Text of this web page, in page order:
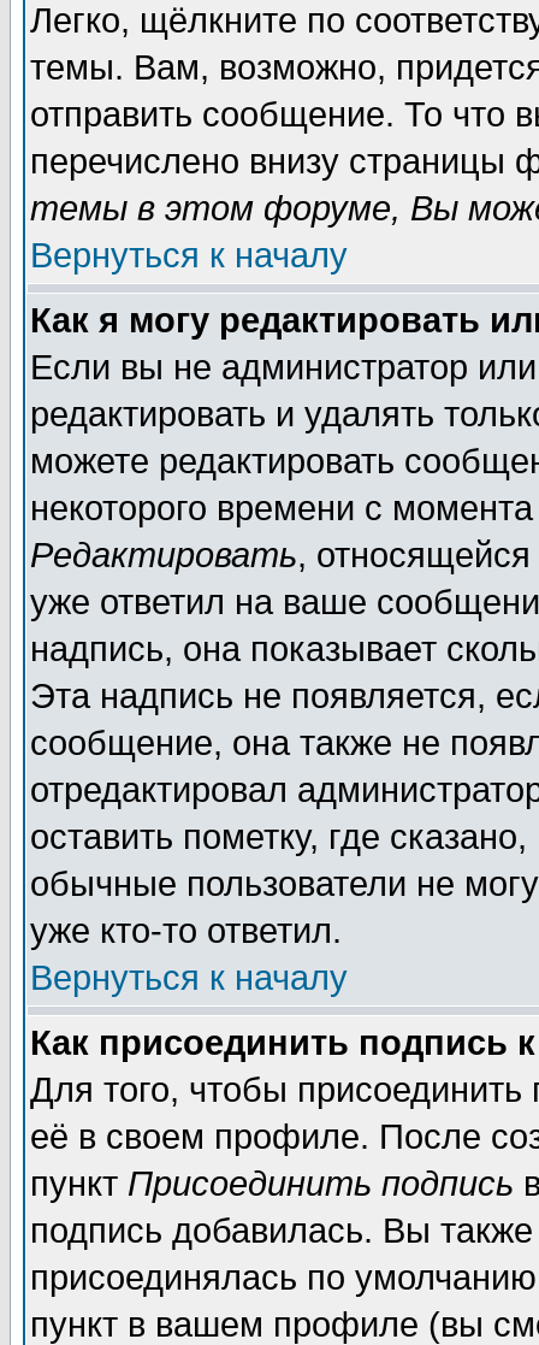
Легко, щёлкните по
темы. Вам, возможно,
отправить сообщение. То что
перечислено внизу страницы
темы в этом форуме, Вы
Вернуться к началу
Как я могу редактировать
Если вы не администратор
редактировать и удалять
можете редактировать
некоторого времени с
Редактировать,
уже ответил на ваше
надпись, она показывает
Эта надпись не появляется,
сообщение, она также не
отредактировал
оставить пометку, где
обычные пользователи не
уже кто-то ответил.
Вернуться к началу
Как присоединить подпись
Для того, чтобы
её в своем профиле. После
пункт Присоединить подпись
подпись добавилась. Вы
присоединялась по
пункт в вашем профиле (вы